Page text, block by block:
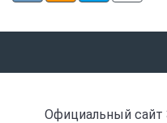
Официальный сайт